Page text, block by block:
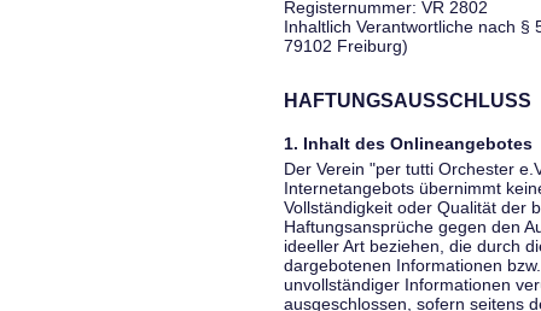
Registernummer: VR 2802
Inhaltlich Verantwortliche nach §
79102 Freiburg)
HAFTUNGSAUSSCHLUSS
1. Inhalt des Onlineangebotes
Der Verein "per tutti Orchester
Internetangebots übernimmt
Vollständigkeit oder Qualität der
Haftungsansprüche gegen den
ideeller Art beziehen, die durch
dargebotenen Informationen
unvollständiger Informationen
ausgeschlossen, sofern seitens